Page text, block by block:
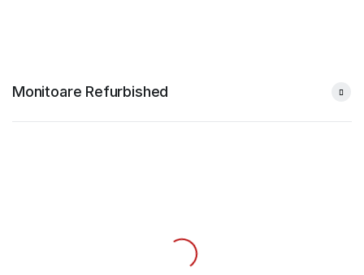
Monitoare Refurbished